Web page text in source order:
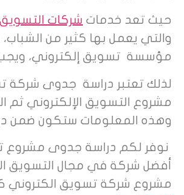
حيث تعد خدمات شركات
والتي يعمل بها كثير من الشباب،
مؤسسة تسويق إلكتروني،
لذلك تعتبر دراسة جدوى شركة
مشروع التسويق الإلكتروني
وهذه المعلومات ستكون ضمن
نوفر لكم دراسة جدوى مشروع
أفضل شركة في مجال التسويق
مشروع شركة تسويق الكتروني